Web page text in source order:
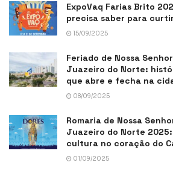
ExpoVaq Farias Brito
precisa saber para
15/09/2025
Feriado de Nossa
Juazeiro do Norte:
que abre e fecha na
08/09/2025
Romaria de Nossa
Juazeiro do Norte
cultura no coração do
01/09/2025